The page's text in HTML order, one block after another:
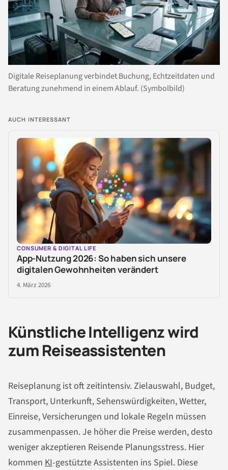
Digitale Reiseplanung verbindet Buchung, Echtzeitdaten und
Beratung zunehmend in einem Ablauf. (Symbolbild)
AUCH INTERESSANT
CONSUMER & DIGITAL LIFE
App-Nutzung 2026: So haben sich unsere
digitalen Gewohnheiten verändert
4. März 2026
Künstliche Intelligenz wird
zum Reiseassistenten
Reiseplanung ist oft zeitintensiv. Zielauswahl, Budget,
Transport, Unterkunft, Sehenswürdigkeiten, Wetter,
Einreise, Versicherungen und lokale Regeln müssen
zusammenpassen. Je höher die Preise werden, desto
weniger akzeptieren Reisende Planungsstress. Hier
kommen KI-gestützte Assistenten ins Spiel. Diese